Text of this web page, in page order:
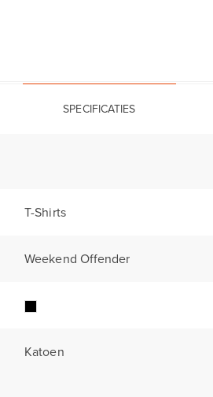
SPECIFICATIES
T-Shirts
Weekend Offender
Katoen